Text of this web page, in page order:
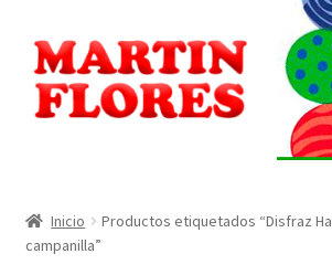
Ir
la
navegación
Ir
al
contenido
Tienda
Inicio
Productos etiquetados “Disfraz
campanilla”